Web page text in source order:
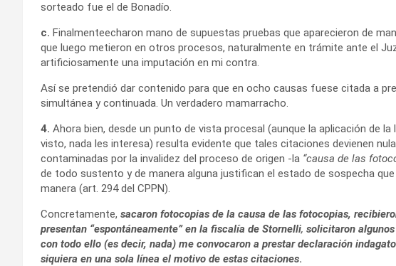
sorteado fue el de Bonadío.
c. Finalmenteecharon mano de supuestas pruebas que aparecieron de
que luego metieron en otros procesos, naturalmente en trámite ante el
artificiosamente una imputación en mi contra.
Así se pretendió dar contenido para que en ocho causas fuese citada a
simultánea y continuada. Un verdadero mamarracho.
4. Ahora bien, desde un punto de vista procesal (aunque la aplicación de
visto, nada les interesa) resulta evidente que tales citaciones devienen
contaminadas por la invalidez del proceso de origen -la “causa de las
de todo sustento y de manera alguna justifican el estado de sospecha
manera (art. 294 del CPPN).
Concretamente, sacaron fotocopias de la causa de las fotocopias,
presentan “espontáneamente” en la fiscalía de Stornelli, solicitaron
con todo ello (es decir, nada) me convocaron a prestar declaración
siquiera en una sola línea el motivo de estas citaciones.